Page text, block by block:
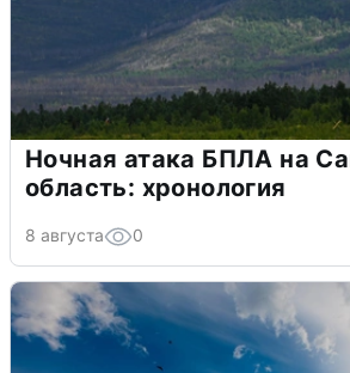
Ночная атака БПЛА на
область: хронология
8 августа 0